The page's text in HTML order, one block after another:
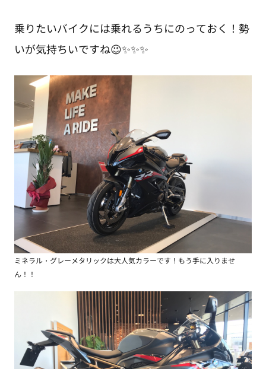
乗りたいバイクには乗れるうちにのっておく！勢
いが気持ちいですね😉✨✨✨
ミネラル・グレーメタリックは大人気カラーです！もう手に入りませ
ん！！